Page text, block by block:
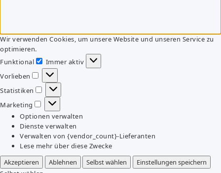
Wir verwenden Cookies, um unsere Website und unseren Service zu
optimieren.
Funktional
Funktional
Immer aktiv
Vorlieben
Vorlieben
Statistiken
Statistiken
Marketing
Marketing
Optionen verwalten
Dienste verwalten
Verwalten von {vendor_count}-Lieferanten
Lese mehr über diese Zwecke
Akzeptieren
Ablehnen Selbst wählen
Einstellungen speichern